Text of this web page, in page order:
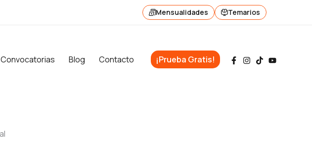
Mensualidades Temarios
Convocatorias Blog Contacto ¡Prueba Gratis!